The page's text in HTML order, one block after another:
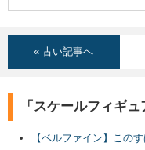
« 古い記事へ
「スケールフィギ
【ベルファイン】この